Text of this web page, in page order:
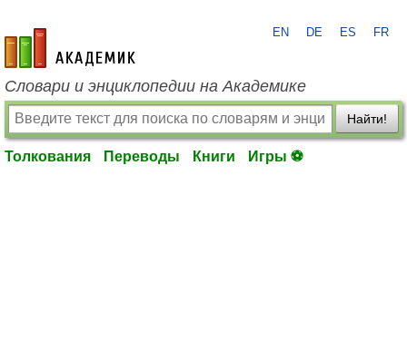
academic.ru
EN DE ES FR
Словари и энциклопедии на Академике
Найти!
Толкования Переводы Книги Игры ⚽